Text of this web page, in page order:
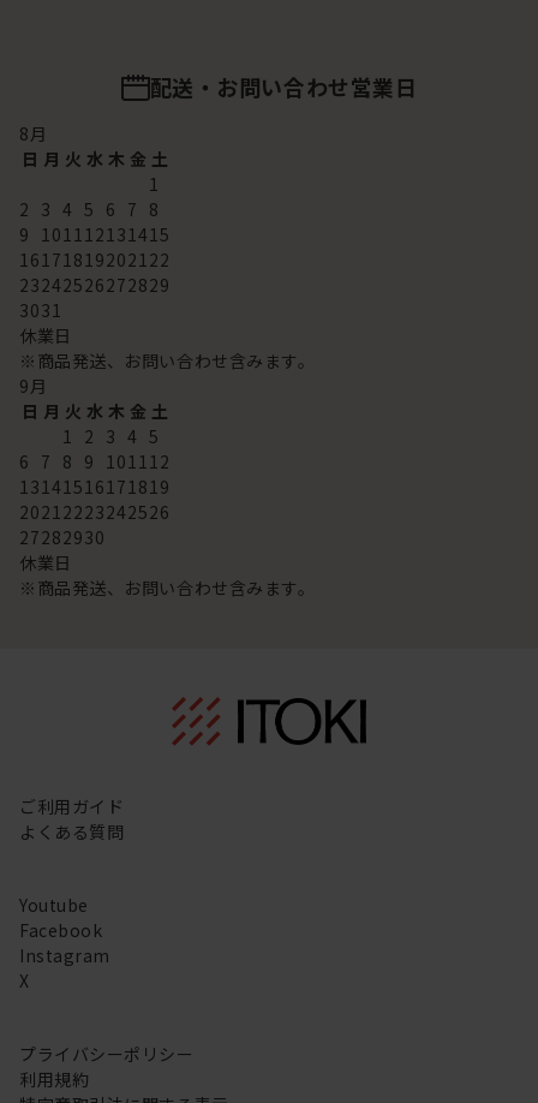
配送・お問い合わせ営業日
8月
日 月 火 水 木 金 土
1
2 3 4 5 6 7 8
9 101112131415
16171819202122
23242526272829
3031
休業日
※商品発送、お問い合わせ含みます。
9月
日 月 火 水 木 金 土
1 2 3 4 5
6 7 8 9 101112
13141516171819
20212223242526
27282930
休業日
※商品発送、お問い合わせ含みます。
ご利用ガイド
よくある質問
Youtube
Facebook
Instagram
X
プライバシーポリシー
利用規約